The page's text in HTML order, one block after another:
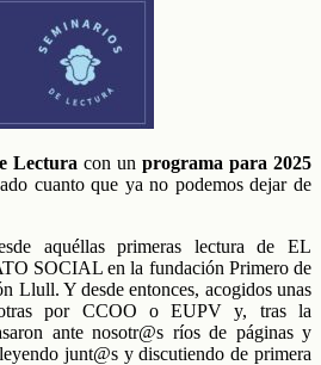
Lectura con un programa para 2025
cuanto que ya no podemos dejar de
aquéllas primeras lectura de EL
SOCIAL en la fundación Primero de
Llull. Y desde entonces, acogidos unas
por CCOO o EUPV y, tras la
ante nosotr@s ríos de páginas y
junt@s y discutiendo de primera